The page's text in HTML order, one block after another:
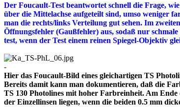
Der Foucault-Test beantwortet schnell die Frage,
über die Mittelachse aufgeteilt sind, umso weniger
man die rechts/links Verteilung gut sehen. Im
Öffnungsfehler (Gaußfehler) aus, sodaß nur
test, wenn der Test einem reinen Spiegel-Objektiv
-
Hier das Foucault-Bild eines gleichartigen TS
Bereits damit kann man dokumentieren, daß die
TS 130 Photolines mit hoher Farbreinheit. Am
der Einzellinsen liegen, wenn die beiden 0.5